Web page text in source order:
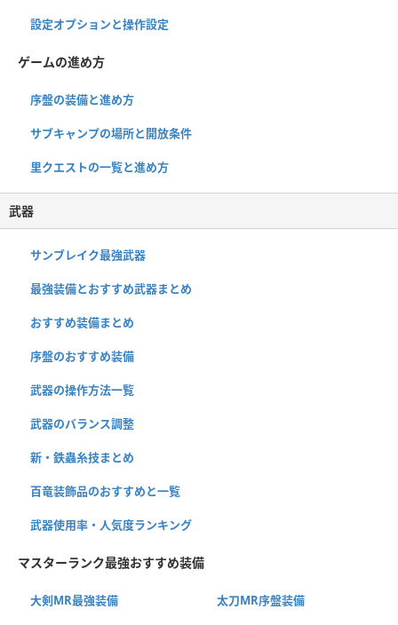
設定オプションと操作設定
ゲームの進め方
序盤の装備と進め方
サブキャンプの場所と開放条件
里クエストの一覧と進め方
武器
サンブレイク最強武器
最強装備とおすすめ武器まとめ
おすすめ装備まとめ
序盤のおすすめ装備
武器の操作方法一覧
武器のバランス調整
新・鉄蟲糸技まとめ
百竜装飾品のおすすめと一覧
武器使用率・人気度ランキング
マスターランク最強おすすめ装備
大剣MR最強装備 太刀MR序盤装備